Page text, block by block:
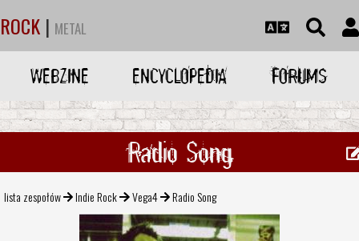
ROCK | METAL
WEBZINE ENCYCLOPEDIA FORUMS
Radio Song
lista zespołów Indie Rock Vega4 Radio Song